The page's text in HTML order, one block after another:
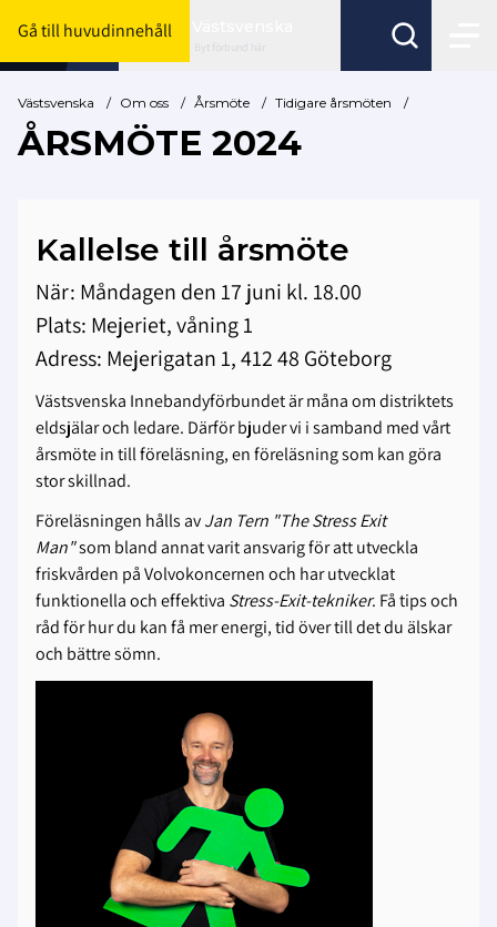
Gå till huvudinnehåll
Byt förbund här
Västsvenska / Om oss / Årsmöte / Tidigare årsmöten /
ÅRSMÖTE 2024
Kallelse till årsmöte
När: Måndagen den 17 juni kl. 18.00
Plats: Mejeriet, våning 1
Adress: Mejerigatan 1, 412 48 Göteborg
Västsvenska Innebandyförbundet är måna om distriktets
eldsjälar och ledare. Därför bjuder vi i samband med vårt
årsmöte in till föreläsning, en föreläsning som kan göra
stor skillnad.
Föreläsningen hålls avJan Tern "The Stress Exit
Man"som bland annat varit ansvarig för att utveckla
friskvården på Volvokoncernen och har utvecklat
funktionella och effektiva Stress-Exit-tekniker. Få tips och
råd för hur du kan få mer energi, tid över till det du älskar
och bättre sömn.